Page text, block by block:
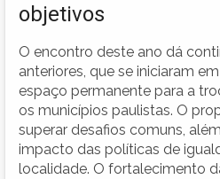
objetivos
O encontro deste ano dá
anteriores, que se iniciaram
espaço permanente para a
os municípios paulistas. O
superar desafios comuns,
impacto das políticas de
localidade. O fortalecimento